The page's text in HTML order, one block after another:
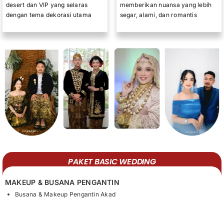
desert dan VIP yang selaras
dengan tema dekorasi utama
memberikan nuansa yang lebih
segar, alami, dan romantis
PAKET BASIC WEDDING
MAKEUP & BUSANA PENGANTIN
Busana & Makeup Pengantin Akad